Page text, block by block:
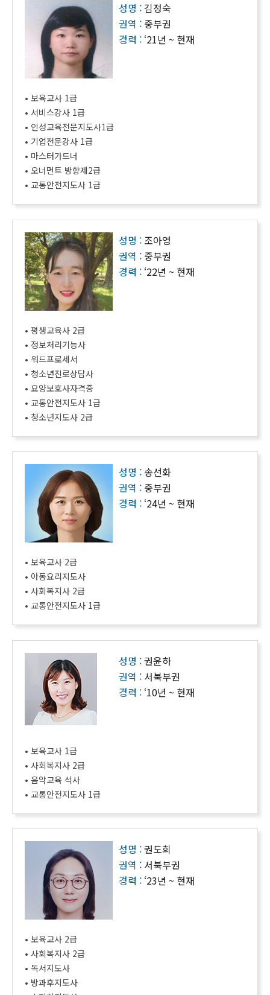
성명 :김정숙
권역 : 중부권
경력 : ‘21년 ~ 현재
• 보육교사 1급
• 서비스강사 1급
• 인성교육전문지도사1급
• 기업전문강사 1급
• 마스터가드너
• 오너먼트 방향제2급
• 교통안전지도사 1급
성명 : 조아영
권역 : 중부권
경력 : ‘22년 ~ 현재
• 평생교육사 2급
• 정보처리기능사
• 워드프로세서
• 청소년진로상담사
• 요양보호사자격증
• 교통안전지도사 1급
• 청소년지도사 2급
성명 : 송선화
권역 : 중부권
경력 : ‘24년 ~ 현재
• 보육교사 2급
• 아동요리지도사
• 사회복지사 2급
• 교통안전지도사 1급
성명 :권윤하
권역 : 서북부권
경력 : ‘10년 ~ 현재
• 보육교사 1급
• 사회복지사 2급
• 음악교육 석사
• 교통안전지도사 1급
성명 :권도희
권역 : 서북부권
경력 : ‘23년 ~ 현재
• 보육교사 2급
• 사회복지사 2급
• 독서지도사
• 방과후지도사